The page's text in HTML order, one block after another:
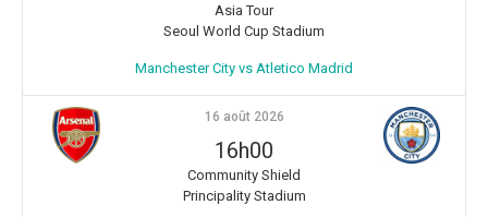
Asia Tour
Seoul World Cup Stadium
Manchester City vs Atletico Madrid
16 août 2026
16h00
Community Shield
Principality Stadium